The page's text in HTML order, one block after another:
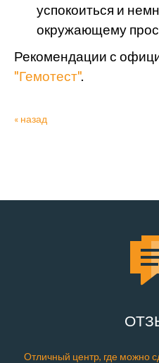
успокоиться и
окружающему
Рекомендации с
"Гемотест".
« назад
Отличный центр, где можно